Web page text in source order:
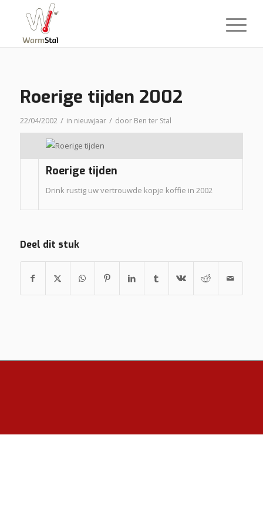
Roerige tijden 2002
22/04/2002 / in nieuwjaar / door Ben ter Stal
Roerige tijden
Drink rustig uw vertrouwde kopje koffie in 2002
Deel dit stuk